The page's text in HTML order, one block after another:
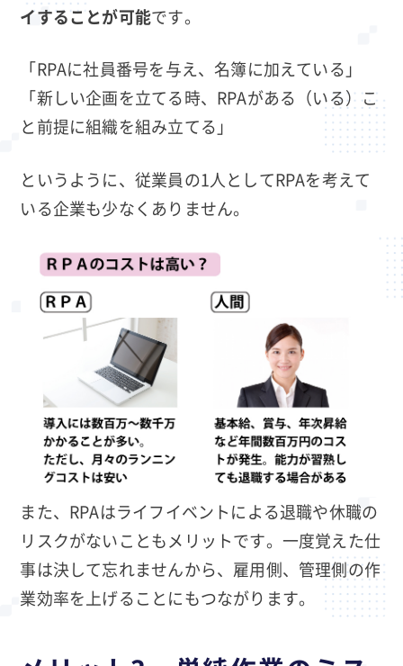
イすることが可能です。
「RPAに社員番号を与え、名簿に加えている」
「新しい企画を立てる時、RPAがある（いる）こ
と前提に組織を組み立てる」
というように、従業員の1人としてRPAを考えて
いる企業も少なくありません。
また、RPAはライフイベントによる退職や休職の
リスクがないこともメリットです。一度覚えた仕
事は決して忘れませんから、雇用側、管理側の作
業効率を上げることにもつながります。